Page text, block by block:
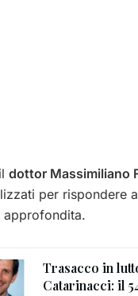
dottor Massimiliano
per rispondere
approfondita.
Trasacco in
Catarinacci: il